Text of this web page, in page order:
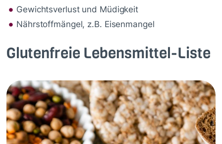
Gewichtsverlust und Müdigkeit
Nährstoffmängel, z.B. Eisenmangel
Glutenfreie Lebensmittel-Liste